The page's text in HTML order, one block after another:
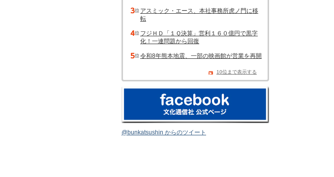
アスミック・エース、本社事務所虎ノ門に移
転
フジＨＤ「１Ｑ決算」営利１６０億円で黒字
化！一連問題から回復
令和8年熊本地震、一部の映画館が営業を再開
10位まで表示する
@bunkatsushin からのツイート